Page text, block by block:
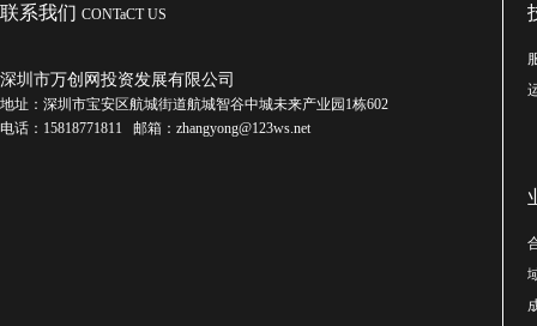
联系我们 CONTaCT US
深圳市万创网投资发展有限公司
地址：深圳市宝安区航城街道航城智谷中城未来产业园1栋602
电话：15818771811 邮箱：zhangyong@123ws.net